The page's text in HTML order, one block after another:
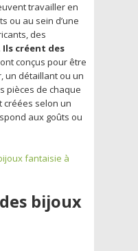
travailler en
ou au sein d’une
des
Ils créent des
conçus pour être
un détaillant ou un
pièces de chaque
créées selon un
aux goûts ou
fantaisie à
bijoux